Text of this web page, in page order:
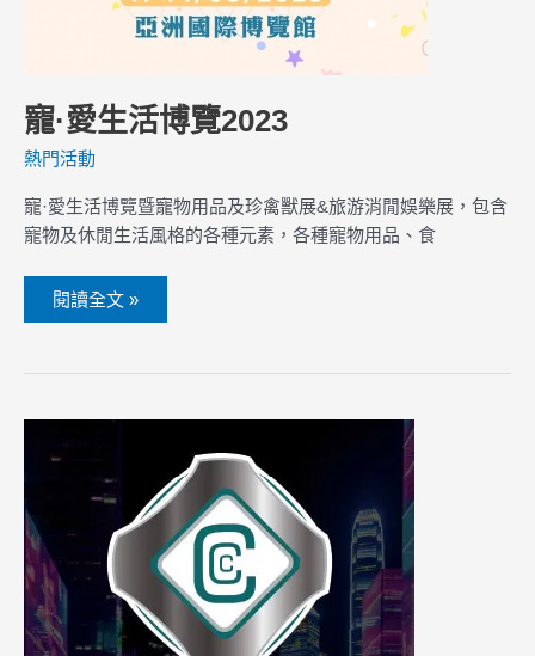
寵·愛生活博覽2023
熱門活動
寵·愛生活博覽暨寵物用品及珍禽獸展&旅游消閒娛樂展，包含
寵物及休閒生活風格的各種元素，各種寵物用品、食
閱讀全文 »
香
港
訊